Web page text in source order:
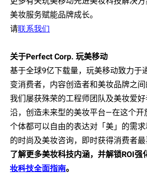
美妆服务赋能品牌成长。
请联系我们
关于Perfect Corp. 玩美移动
基于全球9亿下载量，玩美移动致力于
变消费者，内容创造者和美妆品牌之
我们屡获殊荣的工程师团队及美妆爱
沿，创造未来型的美妆平台—在这个开
个体都可以自由的表达对「美」的需
的时尚及美妆咨询，即时获得消费者最
了解更多美妆科技内涵，并解锁ROI强
妆科技全面指南。